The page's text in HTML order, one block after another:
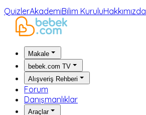
QuizlerAkademiBilim KuruluHakkımızda
Makale
bebek.com TV
Alışveriş Rehberi
Forum
Danışmanlıklar
Araçlar